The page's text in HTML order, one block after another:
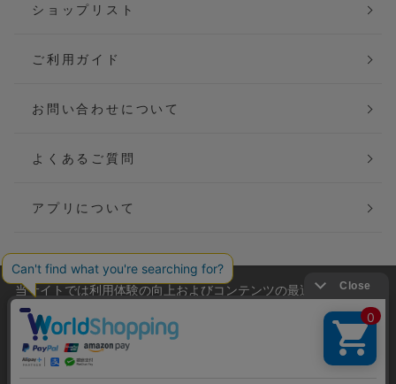
ショップリスト
ご利用ガイド
お問い合わせについて
よくあるご質問
アプリについて
会社概要
ご利用規約
当サイトでは利用体験の向上およびコンテンツの最適な提供、ト
ラフィックの分析を目的としてCookieを使用しています。
サイトの閲覧を継続された場合、Cookieの利用に同意したことも
のといたします。
詳細については
をご確認ください。